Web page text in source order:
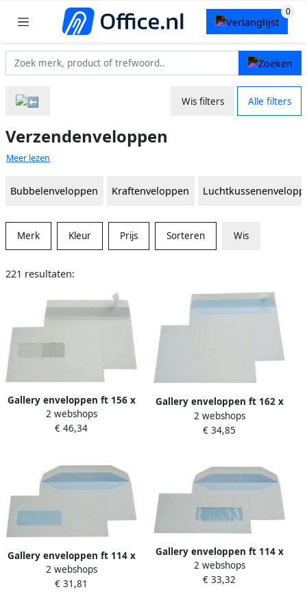
Wis filters Alle filters
Verzendenveloppen
Meer lezen
Bubbelenveloppen Kraftenveloppen
Merk Kleur Prijs Sorteren Wis
221 resultaten:
Gallery enveloppen ft 156 x
220 mm venster links
stripsluiting binnenzijde
2 webshops
€ 46,34
Gallery enveloppen ft 162 x
229 mm stripsluiting
binnenzijde blauw doos van
2 webshops
€ 34,85
Gallery enveloppen ft 114 x
229 mm met venster links
(ft 40 x 110 mm) gegomd
2 webshops
€ 31,81
Gallery enveloppen ft 114 x
229 mm met venster rechts
(ft 40 x 110 mm) gegomd
2 webshops
€ 33,32